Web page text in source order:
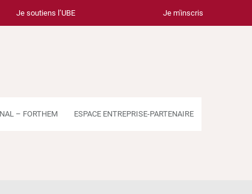
Je soutiens l’UBE Je m'inscris
– FORTHEM ESPACE ENTREPRISE-PARTENAIRE